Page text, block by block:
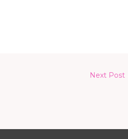
Next Post